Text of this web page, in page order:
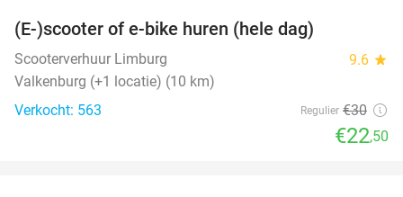
(E-)scooter of e-bike huren (hele dag)
Scooterverhuur Limburg 9.6 star
Valkenburg (+1 locatie) (10 km)
Verkocht: 563
Regulier €30
€22,50